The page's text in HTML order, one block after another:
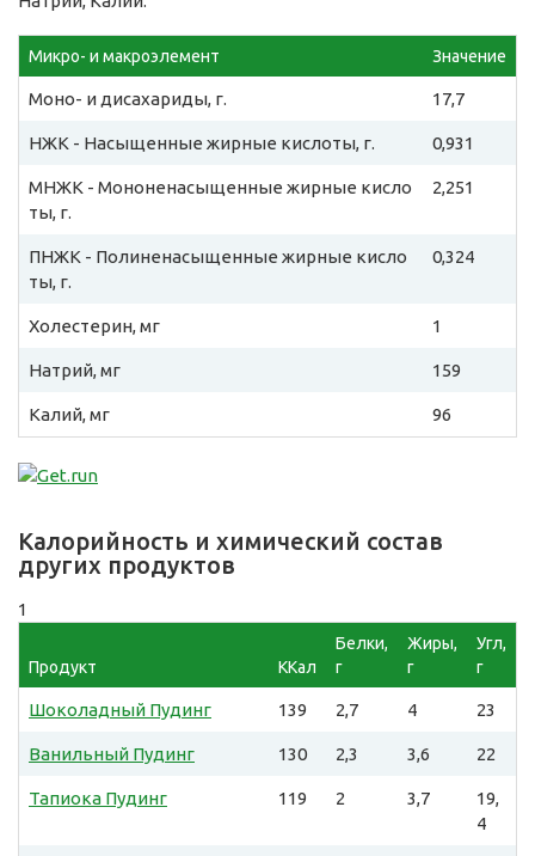
Микро- и макроэлемент Значение
Моно- и дисахариды, г. 17,7
НЖК - Насыщенные жирные кислоты, г. 0,931
МНЖК - Мононенасыщенные жирные кисло
ты, г.
2,251
ПНЖК - Полиненасыщенные жирные кисло
ты, г.
0,324
Холестерин, мг 1
Натрий, мг 159
Калий, мг 96
Калорийность и химический состав
других продуктов
1
Продукт ККал
Белки,
г
Жиры,
г
Угл,
г
Шоколадный Пудинг 139 2,7 4 23
Ванильный Пудинг 130 2,3 3,6 22
Тапиока Пудинг 119 2 3,7
19,
4